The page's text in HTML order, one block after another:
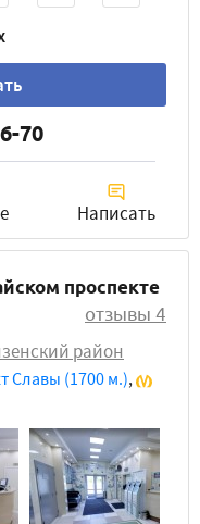
70
Написать
проспекте
отзывы 4
район
Славы (1700 м.),